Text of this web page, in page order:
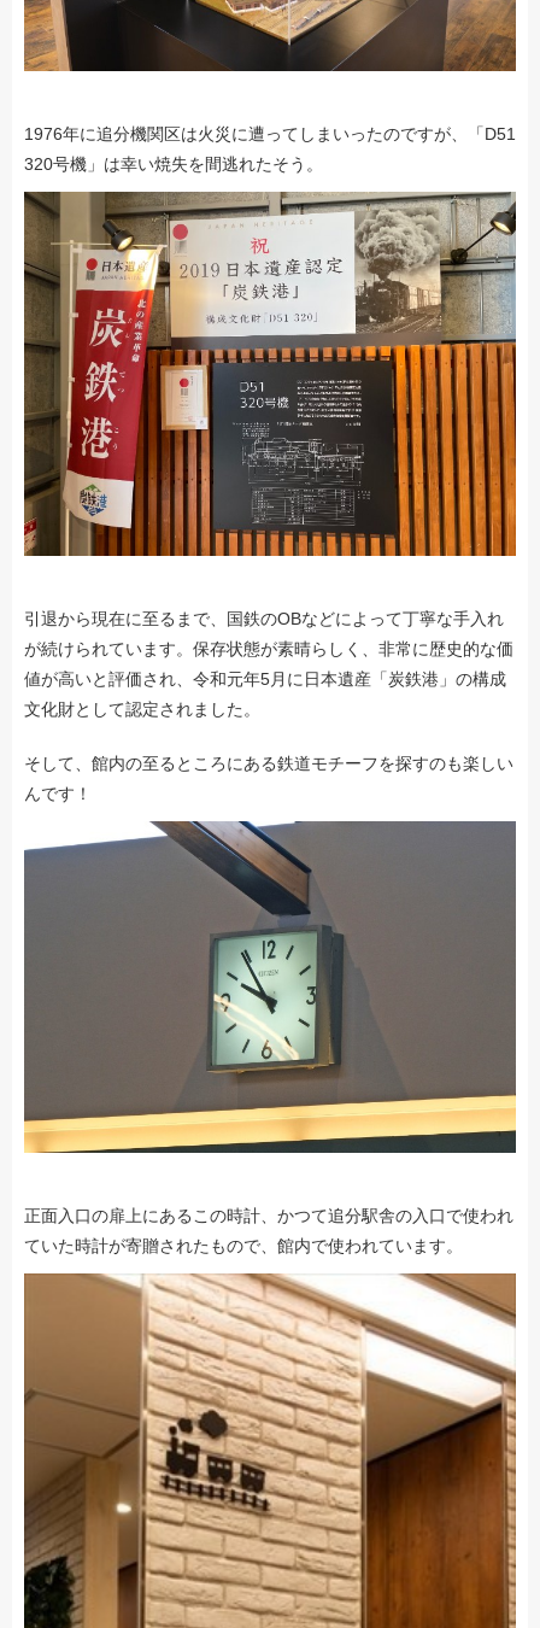
1976年に追分機関区は火災に遭ってしまいったのですが、「D51
320号機」は幸い焼失を間逃れたそう。
引退から現在に至るまで、国鉄のOBなどによって丁寧な手入れ
が続けられています。保存状態が素晴らしく、非常に歴史的な価
値が高いと評価され、令和元年5月に日本遺産「炭鉄港」の構成
文化財として認定されました。
そして、館内の至るところにある鉄道モチーフを探すのも楽しい
んです！
正面入口の扉上にあるこの時計、かつて追分駅舎の入口で使われ
ていた時計が寄贈されたもので、館内で使われています。